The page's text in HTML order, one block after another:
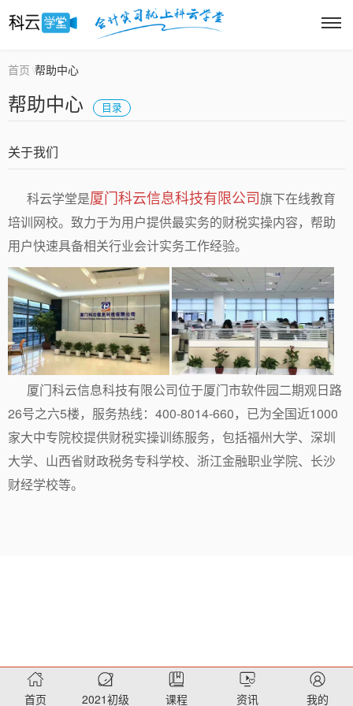
首页 \帮助中心
帮助中心 目录
关于我们
科云学堂是厦门科云信息科技有限公司旗下在线教育
培训网校。致力于为用户提供最实务的财税实操内容，帮助
用户快速具备相关行业会计实务工作经验。
厦门科云信息科技有限公司位于厦门市软件园二期观日路
26号之六5楼，服务热线：400-8014-660，已为全国近1000
家大中专院校提供财税实操训练服务，包括福州大学、深圳
大学、山西省财政税务专科学校、浙江金融职业学院、长沙
财经学校等。
首页 2021初级 课程 资讯 我的